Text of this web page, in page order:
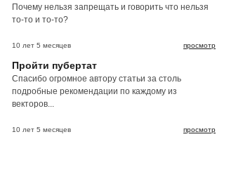
Почему нельзя запрещать и говорить что нельзя
то-то и то-то?
просмотр
10 лет 5 месяцев
Пройти пубертат
Спасибо огромное автору статьи за столь
подробные рекомендации по каждому из
векторов...
просмотр
10 лет 5 месяцев